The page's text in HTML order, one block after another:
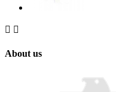
 
About us